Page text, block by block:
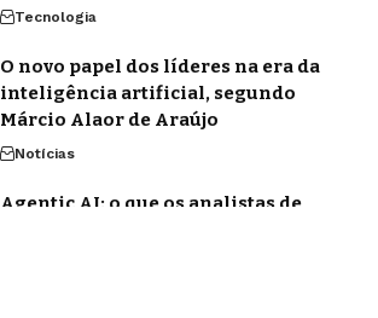
Tecnologia
O novo papel dos líderes na era da
inteligência artificial, segundo
Márcio Alaor de Araújo
Notícias
Agentic AI: o que os analistas de